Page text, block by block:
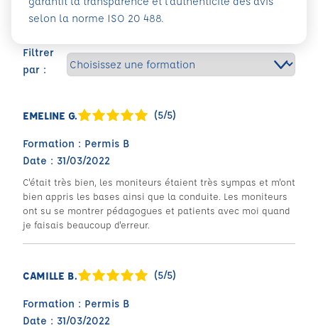
Filtrer
par :
EMELINE G. (5/5)
Formation : Permis B
Date : 31/03/2022
C'était très bien, les moniteurs étaient très sympas et m'ont
bien appris les bases ainsi que la conduite. Les moniteurs
ont su se montrer pédagogues et patients avec moi quand
je faisais beaucoup d'erreur.
CAMILLE B. (5/5)
Formation : Permis B
Date : 31/03/2022
selon la norme ISO 20 488.